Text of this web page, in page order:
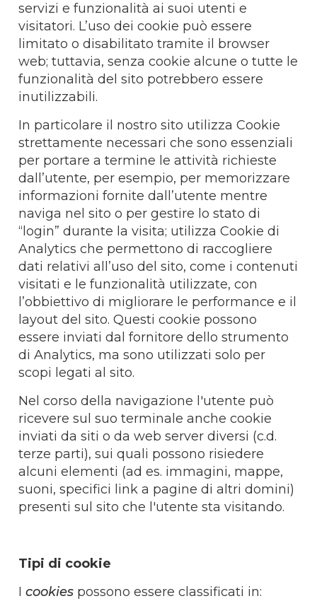
servizi e funzionalità ai suoi utenti e
visitatori. L’uso dei cookie può essere
limitato o disabilitato tramite il browser
web; tuttavia, senza cookie alcune o tutte le
funzionalità del sito potrebbero essere
inutilizzabili.
In particolare il nostro sito utilizza Cookie
strettamente necessari che sono essenziali
per portare a termine le attività richieste
dall’utente, per esempio, per memorizzare
informazioni fornite dall’utente mentre
naviga nel sito o per gestire lo stato di
“login” durante la visita; utilizza Cookie di
Analytics che permettono di raccogliere
dati relativi all’uso del sito, come i contenuti
visitati e le funzionalità utilizzate, con
l’obbiettivo di migliorare le performance e il
layout del sito. Questi cookie possono
essere inviati dal fornitore dello strumento
di Analytics, ma sono utilizzati solo per
scopi legati al sito.
Nel corso della navigazione l'utente può
ricevere sul suo terminale anche cookie
inviati da siti o da web server diversi (c.d.
terze parti), sui quali possono risiedere
alcuni elementi (ad es. immagini, mappe,
suoni, specifici link a pagine di altri domini)
presenti sul sito che l'utente sta visitando.
Tipi di cookie
Icookies possono essere classificati in: